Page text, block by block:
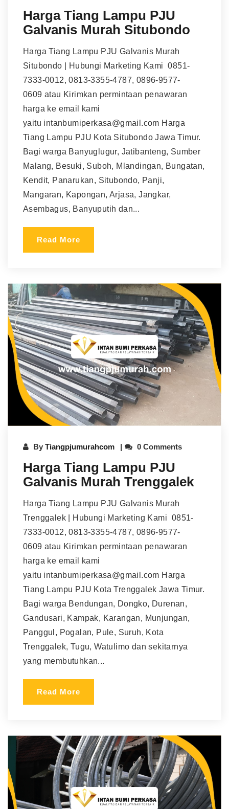
Harga Tiang Lampu PJU
Galvanis Murah Situbondo
Harga Tiang Lampu PJU Galvanis Murah
Situbondo | Hubungi Marketing Kami 0851-
7333-0012, 0813-3355-4787, 0896-9577-
0609 atau Kirimkan permintaan penawaran
harga ke email kami
yaitu intanbumiperkasa@gmail.com Harga
Tiang Lampu PJU Kota Situbondo Jawa Timur.
Bagi warga Banyuglugur, Jatibanteng, Sumber
Malang, Besuki, Suboh, Mlandingan, Bungatan,
Kendit, Panarukan, Situbondo, Panji,
Mangaran, Kapongan, Arjasa, Jangkar,
Asembagus, Banyuputih dan...
Read More
By Tiangpjumurahcom 0 Comments
Harga Tiang Lampu PJU
Galvanis Murah Trenggalek
Harga Tiang Lampu PJU Galvanis Murah
Trenggalek | Hubungi Marketing Kami 0851-
7333-0012, 0813-3355-4787, 0896-9577-
0609 atau Kirimkan permintaan penawaran
harga ke email kami
yaitu intanbumiperkasa@gmail.com Harga
Tiang Lampu PJU Kota Trenggalek Jawa Timur.
Bagi warga Bendungan, Dongko, Durenan,
Gandusari, Kampak, Karangan, Munjungan,
Panggul, Pogalan, Pule, Suruh, Kota
Trenggalek, Tugu, Watulimo dan sekitarnya
yang membutuhkan...
Read More